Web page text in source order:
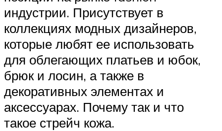
индустрии. Присутствует в
коллекциях модных дизайнеров,
которые любят ее использовать
для облегающих платьев и юбок,
брюк и лосин, а также в
декоративных элементах и
аксессуарах. Почему так и что
такое стрейч кожа.